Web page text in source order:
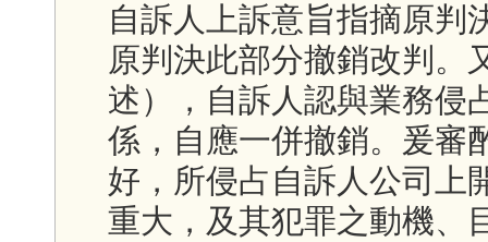
自訴人上訴意旨指摘原判
原判決此部分撤銷改判。
述），自訴人認與業務侵
係，自應一併撤銷。爰審
好，所侵占自訴人公司上
重大，及其犯罪之動機、